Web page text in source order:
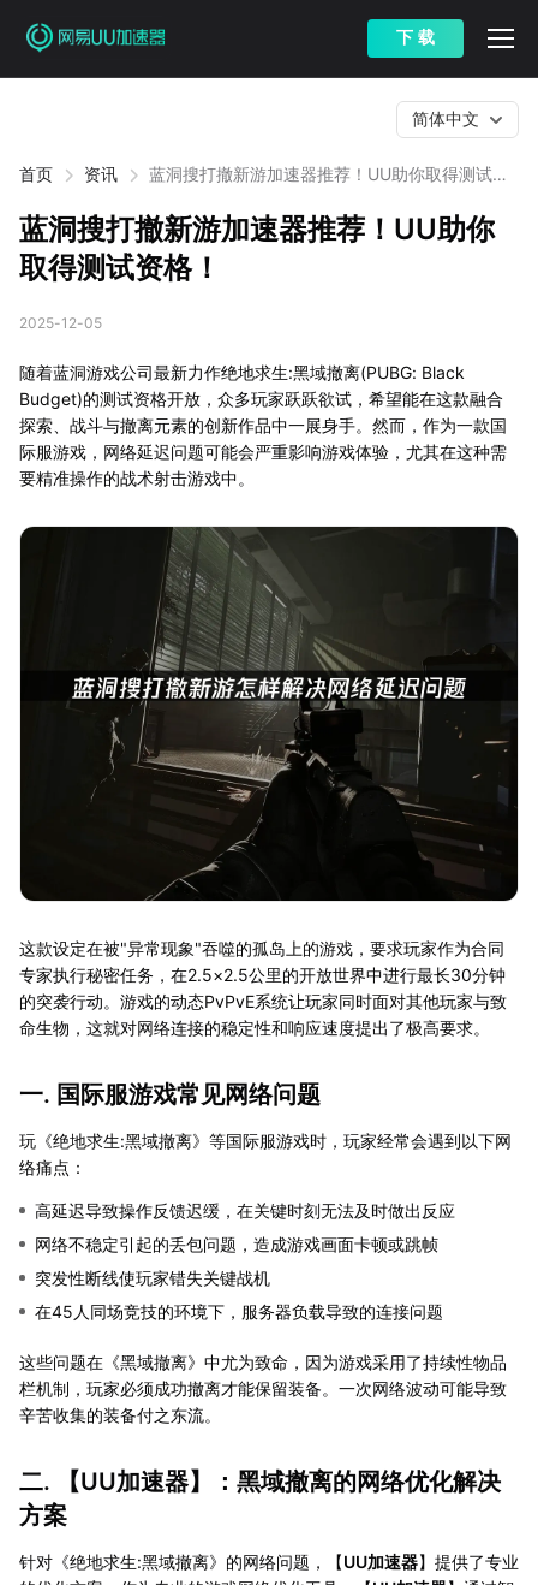
下 载
首页 资讯
蓝洞搜打撤新游加速器推荐！UU助你取得测试资
简体中文
蓝洞搜打撤新游加速器推荐！UU助你
取得测试资格！
2025-12-05
随着蓝洞游戏公司最新力作绝地求生:黑域撤离(PUBG: Black
Budget)的测试资格开放，众多玩家跃跃欲试，希望能在这款融合
探索、战斗与撤离元素的创新作品中一展身手。然而，作为一款国
际服游戏，网络延迟问题可能会严重影响游戏体验，尤其在这种需
要精准操作的战术射击游戏中。
这款设定在被"异常现象"吞噬的孤岛上的游戏，要求玩家作为合同
专家执行秘密任务，在2.5×2.5公里的开放世界中进行最长30分钟
的突袭行动。游戏的动态PvPvE系统让玩家同时面对其他玩家与致
命生物，这就对网络连接的稳定性和响应速度提出了极高要求。
一. 国际服游戏常见网络问题
玩《绝地求生:黑域撤离》等国际服游戏时，玩家经常会遇到以下网
络痛点：
高延迟导致操作反馈迟缓，在关键时刻无法及时做出反应
网络不稳定引起的丢包问题，造成游戏画面卡顿或跳帧
突发性断线使玩家错失关键战机
在45人同场竞技的环境下，服务器负载导致的连接问题
这些问题在《黑域撤离》中尤为致命，因为游戏采用了持续性物品
栏机制，玩家必须成功撤离才能保留装备。一次网络波动可能导致
辛苦收集的装备付之东流。
二. 【UU加速器】：黑域撤离的网络优化解决
方案
针对《绝地求生:黑域撤离》的网络问题，【UU加速器】提供了专业